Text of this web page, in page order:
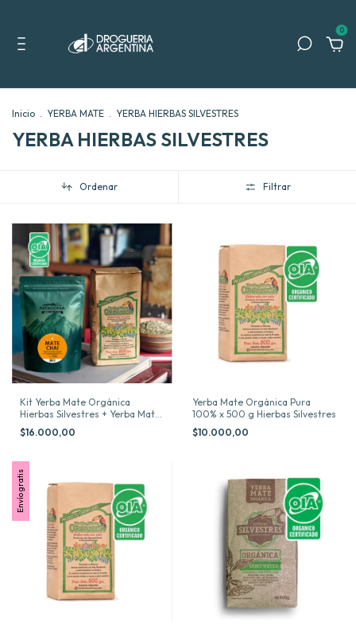
0
Inicio . YERBA MATE . YERBA HIERBAS SILVESTRES
YERBA HIERBAS SILVESTRES
Ordenar Filtrar
Kit Yerba Mate Orgánica
Hierbas Silvestres + Yerba Mate
Hojas Compuesta Patagonia
$16.000,00
Yerba Mate Orgánica Pura
100% x 500 g Hierbas Silvestres
$10.000,00
Envío gratis